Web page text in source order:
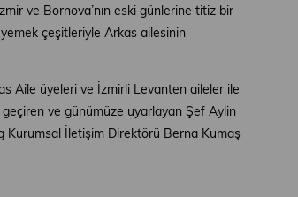
ve Bornova’nın eski günlerine titiz bir
çeşitleriyle Arkas ailesinin
Aile üyeleri ve İzmirli Levanten aileler ile
ve günümüze uyarlayan Şef Aylin
Kurumsal İletişim Direktörü Berna Kumaş